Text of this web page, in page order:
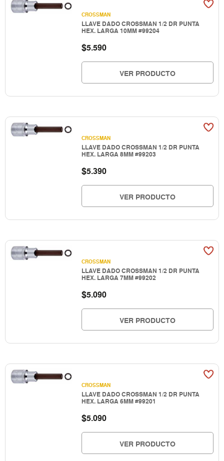
CROSSMAN
LLAVE DADO CROSSMAN 1/2 DR PUNTA
HEX. LARGA 10MM #99204
$5.590
VER PRODUCTO
CROSSMAN
LLAVE DADO CROSSMAN 1/2 DR PUNTA
HEX. LARGA 8MM #99203
$5.390
VER PRODUCTO
CROSSMAN
LLAVE DADO CROSSMAN 1/2 DR PUNTA
HEX. LARGA 7MM #99202
$5.090
VER PRODUCTO
CROSSMAN
LLAVE DADO CROSSMAN 1/2 DR PUNTA
HEX. LARGA 6MM #99201
$5.090
VER PRODUCTO